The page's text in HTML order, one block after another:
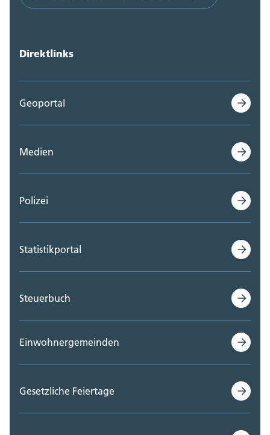
Direktlinks
Geoportal
Medien
Polizei
Statistikportal
Steuerbuch
Einwohnergemeinden
Gesetzliche Feiertage